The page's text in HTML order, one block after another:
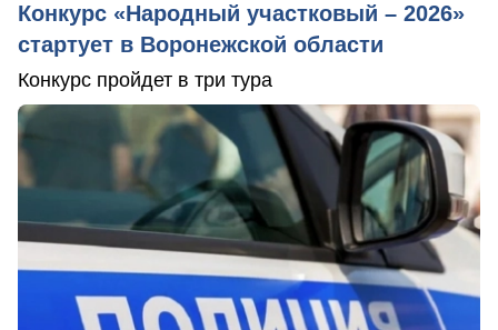
Конкурс «Народный участковый – 2026»
стартует в Воронежской области
Конкурс пройдет в три тура